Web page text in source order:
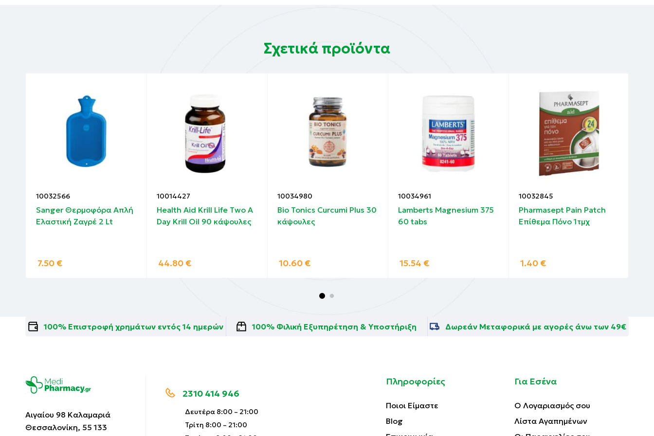
Σχετικά προϊόντα
10032566
Sanger Θερμοφόρα Απλή
Ελαστική Ζαγρέ 2 Lt
7.50 €
10014427
Health Aid Krill Life Two A
Day Krill Oil 90 κάψουλες
44.80 €
10034980
Bio Tonics Curcumi Plus 30
κάψουλες
10.60 €
10034961
Lamberts Magnesium 375
60 tabs
15.54 €
10032845
Pharmasept Pain Patch
Επίθεμα Πόνο 1τμχ
1.40 €
100% Επιστροφή χρημάτων εντός 14 ημερών 100% Φιλική Εξυπηρέτηση & Υποστήριξη Δωρεάν Μεταφορικά με αγορές άνω των 49€
Αιγαίου 98 Καλαμαριά
Θεσσαλονίκη, 55 133
2310 414 946
Δευτέρα 8:00 – 21:00
Τρίτη 8:00 – 21:00
Πληροφορίες
Ποιοι Είμαστε
Blog
Για Εσένα
Ο Λογαριασμός σου
Λίστα Αγαπημένων